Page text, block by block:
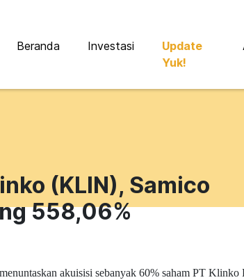
Beranda Investasi
Update
Yuk!
(KLIN), Samico
558,06%
akuisisi sebanyak 60% saham PT